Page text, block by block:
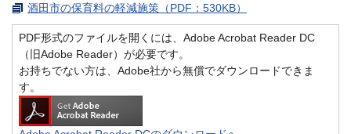
酒田市の保育料の軽減施策（PDF：530KB）
PDF形式のファイルを開くには、Adobe Acrobat Reader DC
（旧Adobe Reader）が必要です。
お持ちでない方は、Adobe社から無償でダウンロードできま
す。